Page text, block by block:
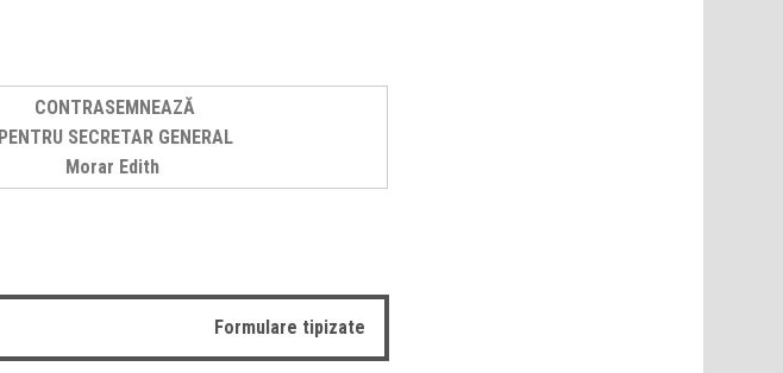
CONTRASEMNEAZĂ
PENTRU SECRETAR GENERAL
Morar Edith
Formulare tipizate